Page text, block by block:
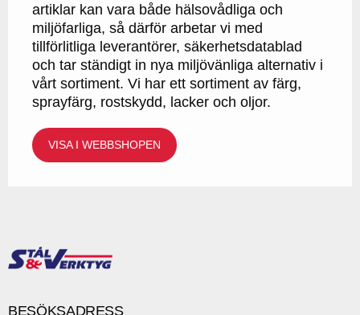
artiklar kan vara både hälsovådliga och
miljöfarliga, så därför arbetar vi med
tillförlitliga leverantörer, säkerhetsdatablad
och tar ständigt in nya miljövänliga alternativ i
vårt sortiment. Vi har ett sortiment av färg,
sprayfärg, rostskydd, lacker och oljor.
VISA I WEBBSHOPEN
BESÖKSADRESS